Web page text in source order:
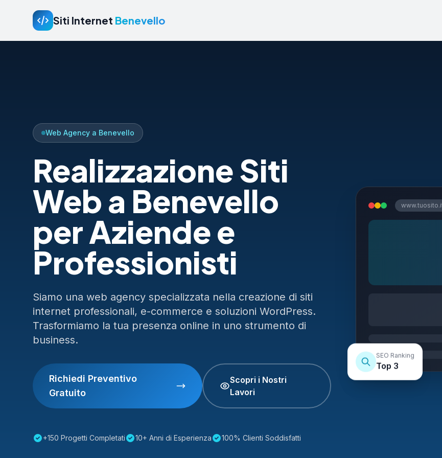
Siti Internet Benevello
Web Agency a Benevello
Realizzazione Siti
Web a Benevello
per Aziende e
Professionisti
Siamo una web agency specializzata nella creazione di siti
internet professionali, e-commerce e soluzioni WordPress.
Trasformiamo la tua presenza online in uno strumento di
business.
Richiedi Preventivo
Gratuito
Scopri i Nostri
Lavori
+150 Progetti Completati 10+ Anni di Esperienza 100% Clienti Soddisfatti
SEO Ranking
Top 3